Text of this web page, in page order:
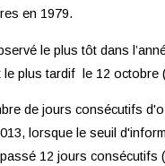
en 1979.
le plus tôt dans
le plus tardif le 12 octobre
de jours consécutifs
lorsque le seuil
12 jours consécutifs